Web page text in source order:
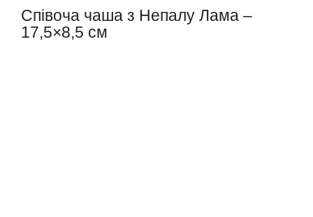
Співоча чаша з Непалу Лама –
17,5×8,5 см